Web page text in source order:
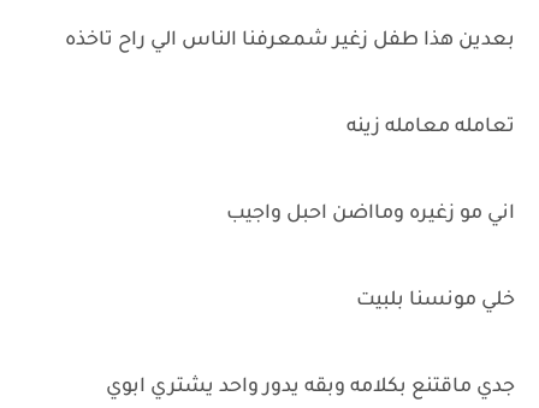
بعدين هذا طفل زغير شمعرفنا الناس الي راح تاخذه
تعامله معامله زينه
اني مو زغيره ومااضن احبل واجيب
خلي مونسنا بلبيت
جدي ماقتنع بكلامه وبقه يدور واحد يشتري ابوي